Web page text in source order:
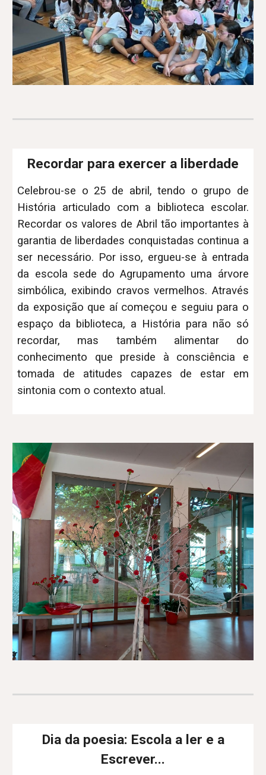
Recordar para exercer a liberdade
Celebrou-se o 25 de abril, tendo o grupo de
História articulado com a biblioteca escolar.
Recordar os valores de Abril tão importantes à
garantia de liberdades conquistadas continua a
ser necessário. Por isso, ergueu-se à entrada
da escola sede do Agrupamento uma árvore
simbólica, exibindo cravos vermelhos. Através
da exposição que aí começou e seguiu para o
espaço da biblioteca, a História para não só
recordar, mas também alimentar do
conhecimento que preside à consciência e
tomada de atitudes capazes de estar em
sintonia com o contexto atual.
Dia da poesia: Escola a ler e a
Escrever...